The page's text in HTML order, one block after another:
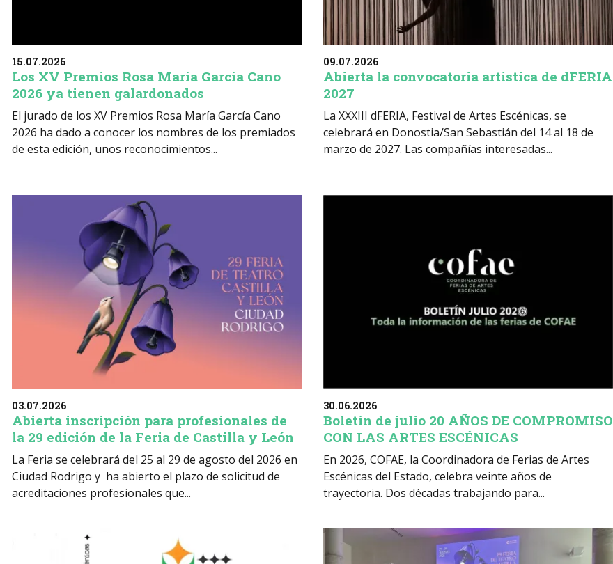
15.07.2026
Los XV Premios Rosa María García Cano
2026 ya tienen galardonados
El jurado de los XV Premios Rosa María García Cano
2026 ha dado a conocer los nombres de los premiados
de esta edición, unos reconocimientos...
09.07.2026
Abierta la convocatoria artística de dFERIA
2027
La XXXIII dFERIA, Festival de Artes Escénicas, se
celebrará en Donostia/San Sebastián del 14 al 18 de
marzo de 2027. Las compañías interesadas...
03.07.2026
Abierta inscripción para profesionales de
la 29 edición de la Feria de Castilla y León
La Feria se celebrará del 25 al 29 de agosto del 2026 en
Ciudad Rodrigo y ha abierto el plazo de solicitud de
acreditaciones profesionales que...
30.06.2026
Boletín de julio 20 AÑOS DE COMPROMISO
CON LAS ARTES ESCÉNICAS
En 2026, COFAE, la Coordinadora de Ferias de Artes
Escénicas del Estado, celebra veinte años de
trayectoria. Dos décadas trabajando para...